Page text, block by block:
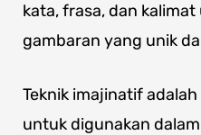
kata, frasa, dan
gambaran yang unik
Teknik imajinatif
untuk digunakan